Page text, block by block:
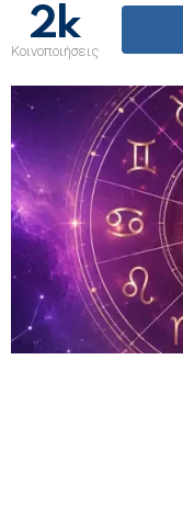
2k
Κοινοποιήσεις